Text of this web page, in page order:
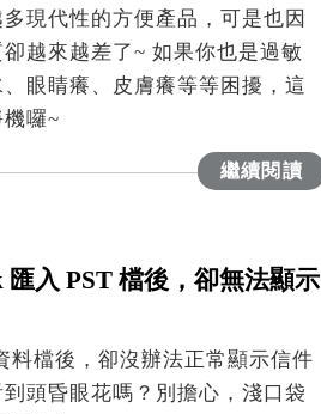
現代性的方便產品，可是也因
越來越差了~ 如果你也是過敏
眼睛癢、皮膚癢等等困擾，這
囉~
繼續閱讀
入 PST 檔後，卻無法顯示
料檔後，卻沒辦法正常顯示信件
頭昏眼花嗎？別擔心，淺口袋